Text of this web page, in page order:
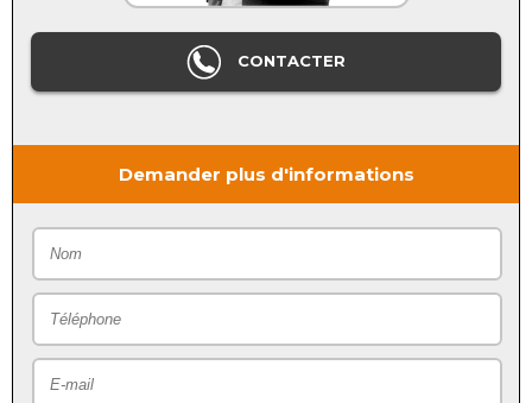
CONTACTER
Demander plus d'informations